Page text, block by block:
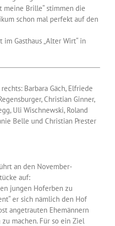
meine Brille“ stimmen die
schon mal perfekt auf den
Gasthaus „Alter Wirt“ in
Barbara Gäch, Elfriede
Christian Ginner,
Uli Wischnewski, Roland
Belle und Christian Prester
an den November-
auf:
jungen Hoferben zu
er sich nämlich den Hof
angetrauten Ehemännern
machen. Für so ein Ziel